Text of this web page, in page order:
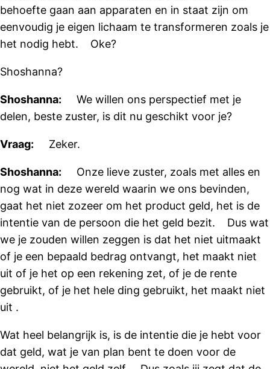
behoefte gaan aan apparaten en in staat zijn om
eenvoudig je eigen lichaam te transformeren zoals je
het nodig hebt. Oke?
Shoshanna?
Shoshanna: We willen ons perspectief met je
delen, beste zuster, is dit nu geschikt voor je?
Vraag: Zeker.
Shoshanna: Onze lieve zuster, zoals met alles en
nog wat in deze wereld waarin we ons bevinden,
gaat het niet zozeer om het product geld, het is de
intentie van de persoon die het geld bezit. Dus wat
we je zouden willen zeggen is dat het niet uitmaakt
of je een bepaald bedrag ontvangt, het maakt niet
uit of je het op een rekening zet, of je de rente
gebruikt, of je het hele ding gebruikt, het maakt niet
uit .
Wat heel belangrijk is, is de intentie die je hebt voor
dat geld, wat je van plan bent te doen voor de